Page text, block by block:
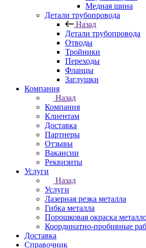
Медная шина
Детали трубопровода
Назад
Детали трубопровода
Отводы
Тройники
Переходы
Фланцы
Заглушки
Компания
Назад
Компания
Клиентам
Доставка
Партнеры
Отзывы
Вакансии
Реквизиты
Услуги
Назад
Услуги
Лазерная резка металла
Гибка металла
Порошковая окраска
Координатно-пробивные
Доставка
Справочник